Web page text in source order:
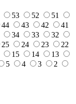
53 52
51
44 43 42
41
34 33
32
25 24 23
22
15 14
13
5 4 3
2